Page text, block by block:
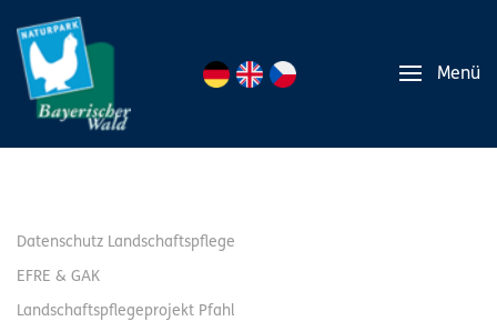
Menü
Datenschutz Landschaftspflege
EFRE & GAK
Landschaftspflegeprojekt Pfahl